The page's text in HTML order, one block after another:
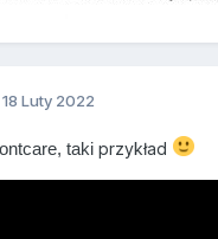
18 Luty 2022
taki przykład